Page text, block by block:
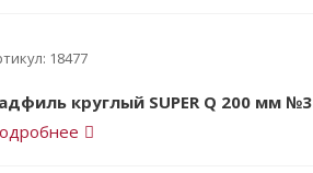
18477
круглый SUPER Q 200 мм №3